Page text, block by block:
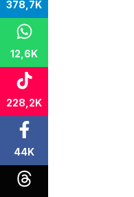
378,7K
12,6K
228,2K
44K